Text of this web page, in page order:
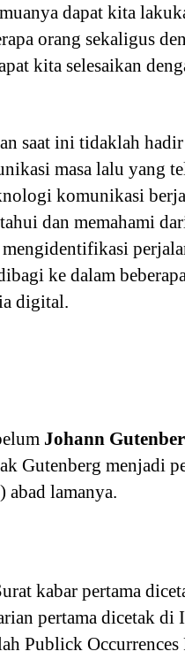
dapat kita
orang sekaligus
kita selesaikan
saat ini tidaklah
masa lalu yang
komunikasi
dan memahami
ke dalam
digital.
Johann
Gutenberg menjadi
abad lamanya.
kabar pertama
pertama dicetak di
Publick Occurrences